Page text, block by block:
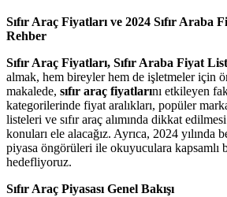
Sıfır Araç Fiyatları ve 2024 Sıfır Araba
Rehber
Sıfır Araç Fiyatları, Sıfır Araba Fiyat
almak, hem bireyler hem de işletmeler için
makalede, sıfır araç fiyatlarını etkileyen
kategorilerinde fiyat aralıkları, popüler
listeleri ve sıfır araç alımında dikkat
konuları ele alacağız. Ayrıca, 2024 yılında
piyasa öngörüleri ile okuyuculara kapsamlı
hedefliyoruz.
Sıfır Araç Piyasası Genel Bakışı